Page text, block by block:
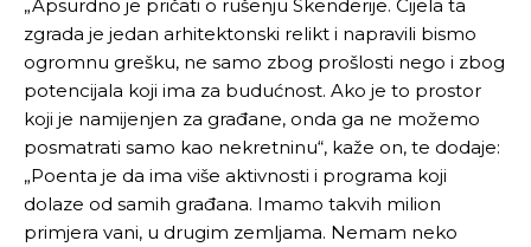
„Apsurdno je pričati o rušenju Skenderije. Cijela ta
zgrada je jedan arhitektonski relikt i napravili bismo
ogromnu grešku, ne samo zbog prošlosti nego i zbog
potencijala koji ima za budućnost. Ako je to prostor
koji je namijenjen za građane, onda ga ne možemo
posmatrati samo kao nekretninu“, kaže on, te dodaje:
„Poenta je da ima više aktivnosti i programa koji
dolaze od samih građana. Imamo takvih milion
primjera vani, u drugim zemljama. Nemam neko